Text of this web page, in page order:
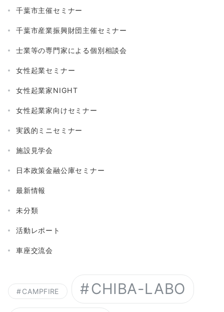
千葉市主催セミナー
千葉市産業振興財団主催セミナー
士業等の専門家による個別相談会
女性起業セミナー
女性起業家NIGHT
女性起業家向けセミナー
実践的ミニセミナー
施設見学会
日本政策金融公庫セミナー
最新情報
未分類
活動レポート
車座交流会
CAMPFIRE CHIBA-LABO